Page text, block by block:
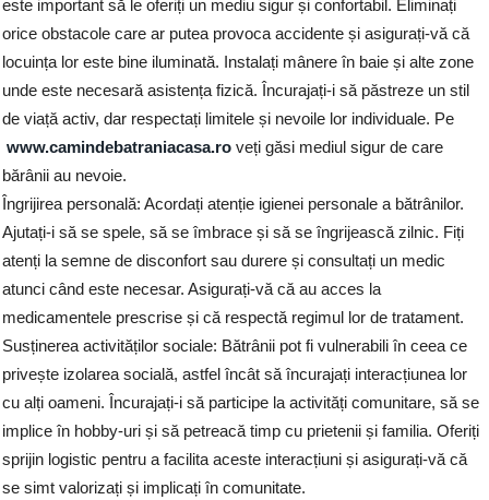
este important să le oferiți un mediu sigur și confortabil. Eliminați
orice obstacole care ar putea provoca accidente și asigurați-vă că
locuința lor este bine iluminată. Instalați mânere în baie și alte zone
unde este necesară asistența fizică. Încurajați-i să păstreze un stil
de viață activ, dar respectați limitele și nevoile lor individuale. Pe
www.camindebatraniacasa.ro veți găsi mediul sigur de care
bărânii au nevoie.
Îngrijirea personală: Acordați atenție igienei personale a bătrânilor.
Ajutați-i să se spele, să se îmbrace și să se îngrijească zilnic. Fiți
atenți la semne de disconfort sau durere și consultați un medic
atunci când este necesar. Asigurați-vă că au acces la
medicamentele prescrise și că respectă regimul lor de tratament.
Susținerea activităților sociale: Bătrânii pot fi vulnerabili în ceea ce
privește izolarea socială, astfel încât să încurajați interacțiunea lor
cu alți oameni. Încurajați-i să participe la activități comunitare, să se
implice în hobby-uri și să petreacă timp cu prietenii și familia. Oferiți
sprijin logistic pentru a facilita aceste interacțiuni și asigurați-vă că
se simt valorizați și implicați în comunitate.